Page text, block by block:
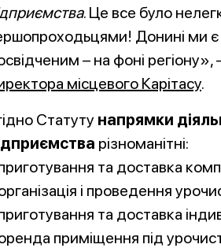
. Це все було
Донині ми є
– на фоні регіону»,
місцевого Карітасу.
Статуту напрямки
різноманітні:
та доставка
і проведення
та доставка
приміщення під